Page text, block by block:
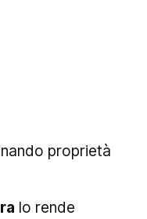
proprietà
lo rende